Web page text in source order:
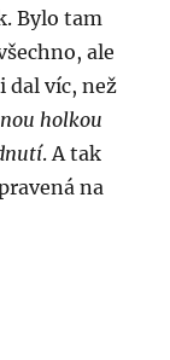
Bylo tam
ale
dal víc, než
holkou
. A tak
na